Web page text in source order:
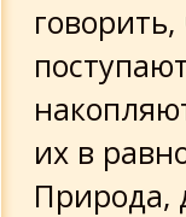
их в
Природа,